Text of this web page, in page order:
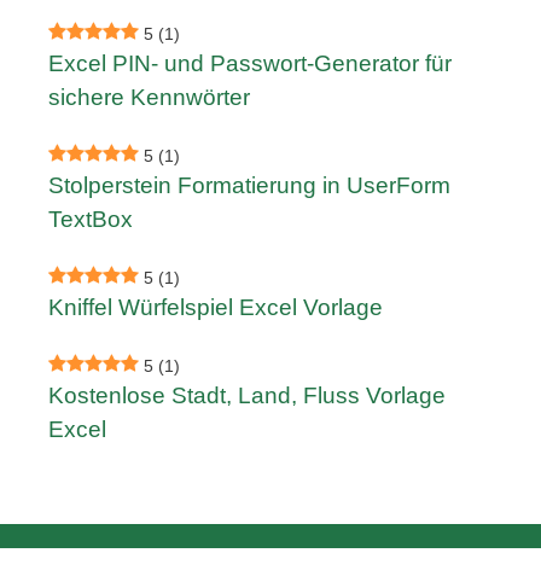
5 (1)
Excel PIN- und Passwort-Generator für
sichere Kennwörter
5 (1)
Stolperstein Formatierung in UserForm
TextBox
5 (1)
Kniffel Würfelspiel Excel Vorlage
5 (1)
Kostenlose Stadt, Land, Fluss Vorlage
Excel